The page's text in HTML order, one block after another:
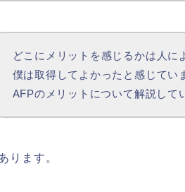
どこにメリットを感じるかは人に
僕は取得してよかったと感じてい
AFPのメリットについて解説して
ります。